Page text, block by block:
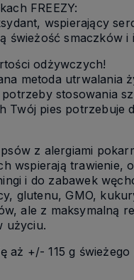
FREEZY:
wspierający
świeżość smaczków
odżywczych!
metoda utrwalania
stosowania
Twój pies potrzebuje
z alergiami
wspierają trawienie,
i do zabawek
glutenu, GMO,
ale z maksymalną
użyciu.
aż +/- 115 g świeżego